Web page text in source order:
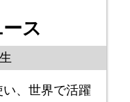
ス
、世界で活躍